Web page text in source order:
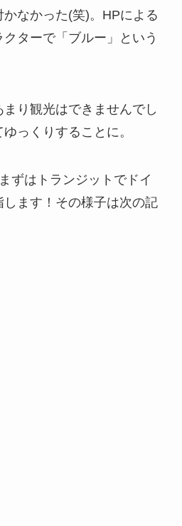
なかった(笑)。HPによる
ターで「ブルー」という
り観光はできませんでし
っくりすることに。
ずはトランジットでドイ
ます！その様子は次の記